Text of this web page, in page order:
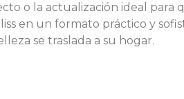
o la actualización ideal para
en un formato práctico y
se traslada a su hogar.